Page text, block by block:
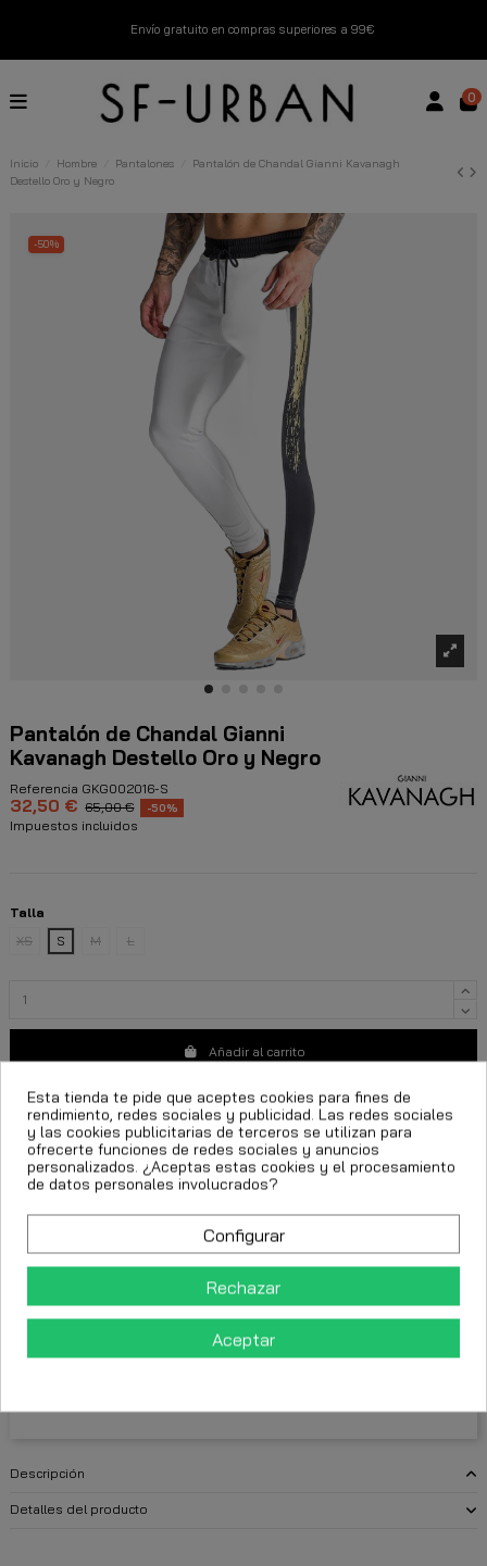
Envío gratuito en compras superiores a 99€
Nuevos productos disponibles esta semana
0
Inicio Hombre Pantalones
Pantalón de Chandal Gianni Kavanagh
Destello Oro y Negro
-50%
Pantalón de Chandal Gianni
Kavanagh Destello Oro y Negro
Referencia GKG002016-S
32,50 € 65,00 € -50%
Impuestos incluidos
Talla
XS
S M L
Añadir al carrito
ropa urbana hombre look casual hombre
pantalón chándal Gianni Kavanagh pantalón negro dorado hombre
moda deportiva hombre
FECHA ESTIMADA DE ENTREGA:
Descripción
Detalles del producto
Esta tienda te pide que aceptes cookies para fines de
rendimiento, redes sociales y publicidad. Las redes sociales
y las cookies publicitarias de terceros se utilizan para
ofrecerte funciones de redes sociales y anuncios
personalizados. ¿Aceptas estas cookies y el procesamiento
de datos personales involucrados?
Configurar
Rechazar
Aceptar